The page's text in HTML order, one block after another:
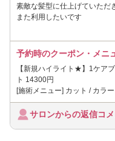
素敵な髪型に仕上げていただ
また利用したいです
予約時のクーポン・メニ
【新規ハイライト★】1ケア
ト 14300円
[施術メニュー] カット / カラー
サロンからの返信コ